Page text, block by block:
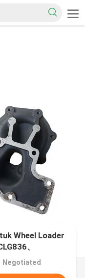
Wheel Loader
、
、
Negotiated